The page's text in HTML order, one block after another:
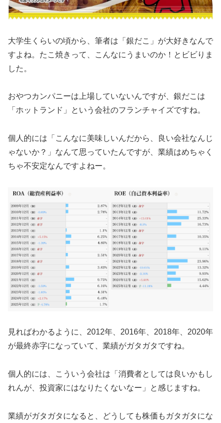
大学生くらいの頃から、筆者は「銀だこ」が大好きなんで
すよね。たこ焼きって、こんなにうまいのか！とビビりま
した。
おやつカンパニーは上場していないんですが、銀だこは
「ホットランド」という会社のフランチャイズですね。
個人的には「こんなに美味しいんだから、良い会社なんじ
ゃないか？」なんて思っていたんですが、業績はめちゃく
ちゃ不安定なんですよねー。
見ればわかるように、2012年、2016年、2018年、2020年
が最終赤字になっていて、業績がガタガタですね。
個人的には、こういう会社は「消費者としては良いかもし
れんが、投資家にはなりたくないなー」と感じますね。
業績がガタガタになると、どうしても株価もガタガタにな